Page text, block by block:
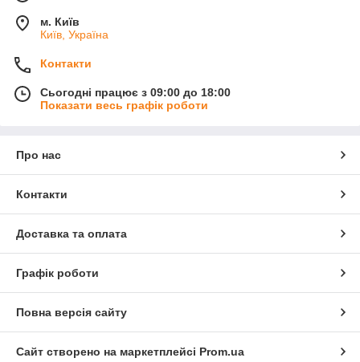
м. Київ
Київ, Україна
Контакти
Сьогодні працює з 09:00 до 18:00
Показати весь графік роботи
Про нас
Контакти
Доставка та оплата
Графік роботи
Повна версія сайту
Сайт створено на маркетплейсі Prom.ua